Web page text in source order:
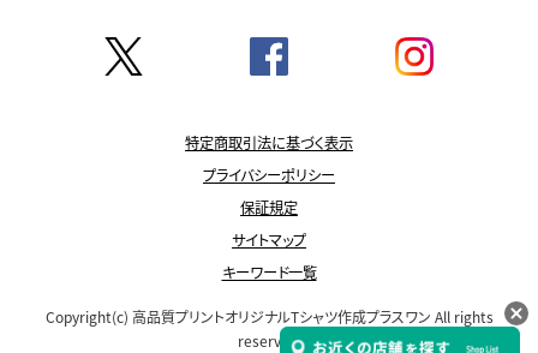
特定商取引法に基づく表示
プライバシーポリシー
保証規定
サイトマップ
キーワード一覧
Copyright(c) 高品質プリントオリジナルTシャツ作成プラスワン All rights
reserved.